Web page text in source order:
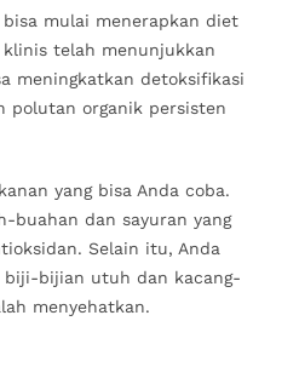
bisa mulai menerapkan diet
telah menunjukkan
meningkatkan detoksifikasi
polutan organik persisten
yang bisa Anda coba.
buahan dan sayuran yang
Selain itu, Anda
biji-bijian utuh dan kacang-
menyehatkan.